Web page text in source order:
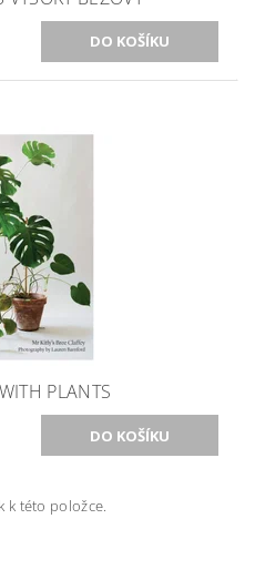
PLANTS
k této položce.